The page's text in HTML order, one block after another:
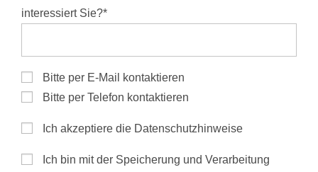
interessiert Sie?*
Bitte per E-Mail kontaktieren
Bitte per Telefon kontaktieren
Ich akzeptiere die Datenschutzhinweise
Ich bin mit der Speicherung und Verarbeitung